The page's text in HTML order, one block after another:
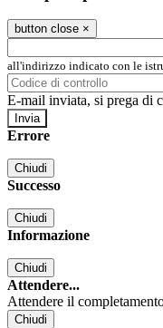
button close ×
all'indirizzo indicato con le
E-mail inviata, si prega di
Errore
Chiudi
Successo
Chiudi
Informazione
Chiudi
Attendere...
Attendere il
Chiudi